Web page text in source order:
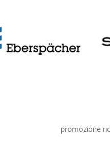
promozione